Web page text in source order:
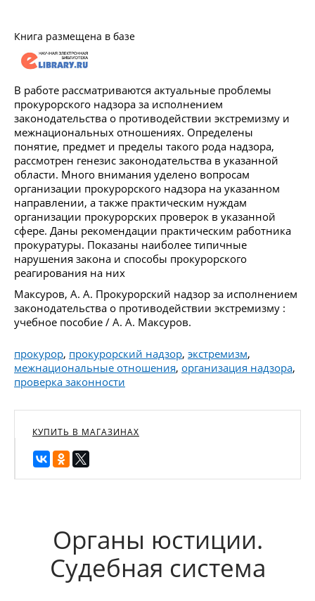
Книга размещена в базе
В работе рассматриваются актуальные проблемы
прокурорского надзора за исполнением
законодательства о противодействии экстремизму и
межнациональных отношениях. Определены
понятие, предмет и пределы такого рода надзора,
рассмотрен генезис законодательства в указанной
области. Много внимания уделено вопросам
организации прокурорского надзора на указанном
направлении, а также практическим нуждам
организации прокурорских проверок в указанной
сфере. Даны рекомендации практическим работника
прокуратуры. Показаны наиболее типичные
нарушения закона и способы прокурорского
реагирования на них
Максуров, А. А. Прокурорский надзор за исполнением
законодательства о противодействии экстремизму :
учебное пособие / А. А. Максуров.
прокурор, прокурорский надзор, экстремизм,
межнациональные отношения, организация надзора,
проверка законности
КУПИТЬ В МАГАЗИНАХ
Органы юстиции.
Судебная система